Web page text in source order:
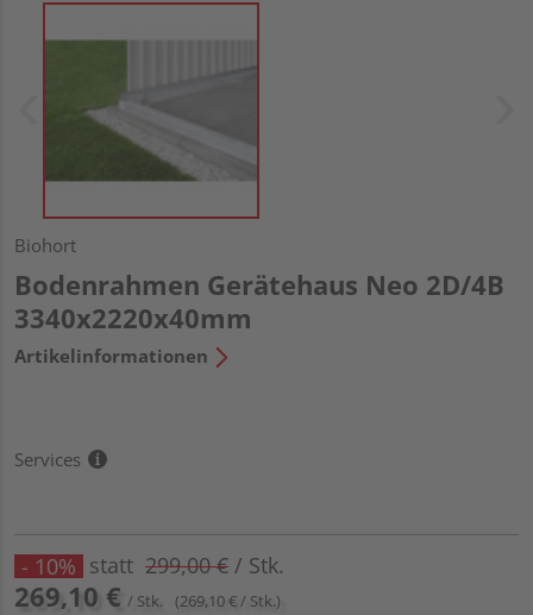
Biohort
Bodenrahmen Gerätehaus Neo 2D/4B
3340x2220x40mm
Artikelinformationen
Services
- 10% statt 299,00 € / Stk.
269,10 € / Stk. (269,10 € / Stk.)